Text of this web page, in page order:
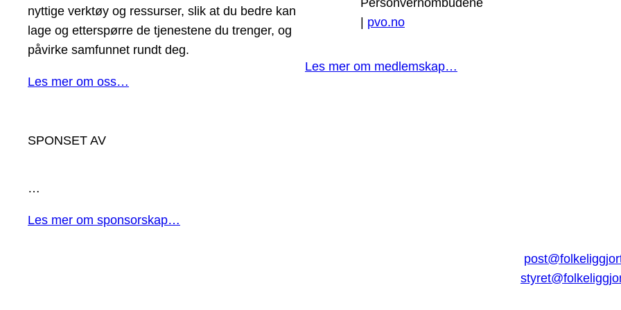
nyttige verktøy og ressurser, slik at du bedre kan
lage og etterspørre de tjenestene du trenger, og
påvirke samfunnet rundt deg.
Les mer om oss…
| pvo.no
Les mer om medlemskap…
SPONSET AV
…
Les mer om sponsorskap…